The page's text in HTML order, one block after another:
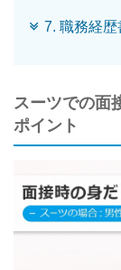
7. 職務経歴
スーツでの面
ポイント